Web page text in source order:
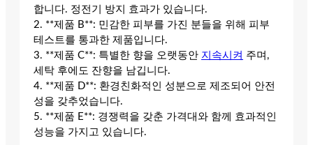
합니다. 정전기 방지 효과가 있습니다.
2. **제품 B**: 민감한 피부를 가진 분들을 위해 피부
테스트를 통과한 제품입니다.
3. **제품 C**: 특별한 향을 오랫동안 지속시켜 주며,
세탁 후에도 잔향을 남깁니다.
4. **제품 D**: 환경친화적인 성분으로 제조되어 안전
성을 갖추었습니다.
5. **제품 E**: 경쟁력을 갖춘 가격대와 함께 효과적인
성능을 가지고 있습니다.